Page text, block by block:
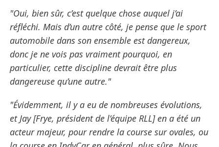
"Oui, bien sûr, c’est quelque chose auquel j’ai
réfléchi. Mais d’un autre côté, je pense que le sport
automobile dans son ensemble est dangereux,
donc je ne vois pas vraiment pourquoi, en
particulier, cette discipline devrait être plus
dangereuse qu’une autre."
"Évidemment, il y a eu de nombreuses évolutions,
et Jay [Frye, président de l’équipe RLL] en a été un
acteur majeur, pour rendre la course sur ovales, ou